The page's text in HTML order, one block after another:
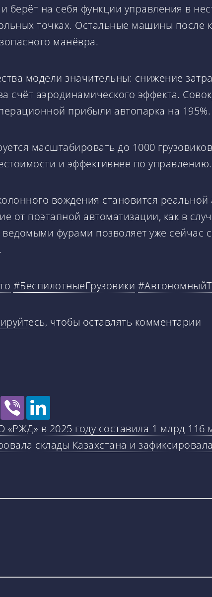
берёт на себя функции управления в
точках. Остальные машины
манёвра.
модели значительны: снижение
счёт аэродинамического эффекта.
прибыли автопарка на 195%.
масштабировать до 1000
и эффективнее по управлению.
вождения становится
от поэтапной автоматизации, как в
фурами позволяет уже сейчас
#БеспилотныеГрузовики
, чтобы оставлять комментарии
«РЖД» в 2025 году составила 1 млрд 116
склады Казахстана и